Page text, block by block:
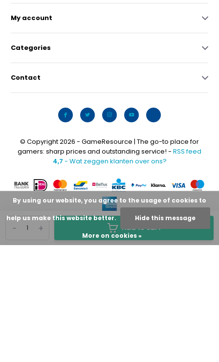
+
- Add to cart
My account
Categories
Contact
© Copyright 2026 - GameResource | The go-to place for
gamers: sharp prices and outstanding service! - RSS feed
4,7 - Wat zeggen klanten over ons?
By using our website, you agree to the usage of cookies to
help us make this website better. Hide this message
More on cookies »